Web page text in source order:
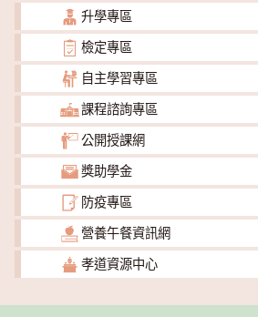
升學專區
檢定專區
自主學習專區
課程諮詢專區
公開授課網
獎助學金
防疫專區
營養午餐資訊網
孝道資源中心